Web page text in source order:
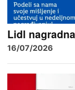
Lidl
16/07/2026